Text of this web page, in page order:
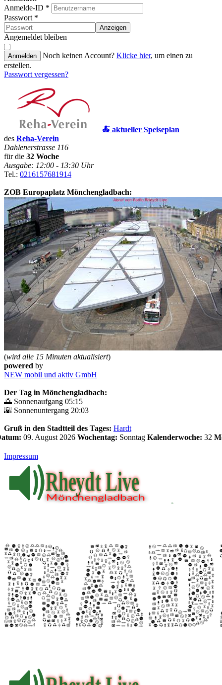
Anmelde-ID *
Passwort *
Anzeigen
Angemeldet bleiben
Anmelden Noch keinen Account? Klicke hier, um einen zu
erstellen.
Passwort vergessen?
🍝 aktueller Speiseplan
des Reha-Verein
Dahlenerstrasse 116
für die 32 Woche
Ausgabe: 12:00 - 13:30 Uhr
Tel.: 0216157681914
ZOB Europaplatz Mönchengladbach:
(wird alle 15 Minuten aktualisiert)
powered by
NEW mobil und aktiv GmbH
Der Tag in Mönchengladbach:
🌅 Sonnenaufgang 05:15
🌇 Sonnenuntergang 20:03
Gruß in den Stadtteil des Tages: Hardt
09. August 2026 Wochentag: Sonntag Kalenderwoche: 32
Impressum